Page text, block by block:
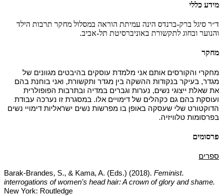
מידע כללי
ד״ר סיגל ברק-ברנדס הינה עמיתת הוראה במסלול מחקר תרבות הילד
והנוער ובחוג לתקשורת באוניברסיטת תל-אביב.
מחקר
מחקרי והקורסים אותם אני מלמדת עוסקים בהיבטים מגוונים של
מגדר, בעיקר בנקודות ההשקה בין מגדר ותקשורת, ואני בוחנת בהם
את שאלת ייצוגי נשים, נערות וגברים במדיה ובתרבות הפופולרית
ועוסקת בהם גם כקהלים של דימויים אלו. במסגרת זו נערכה עבודת
הדוקטורט שלי שעסקה באופן בו מפרשות נשים ישראליות דימויי נשים
בפרסומות טלוויזיה.
פרסומים
ספרים
.Barak-Brandes, S., & Kama, A. (Eds.)
(2018). Feminist
interrogations of women's head hair: A crown of glory and shame.
New York: Routledge